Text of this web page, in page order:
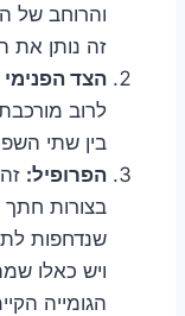
והרוחב של
זה נותן את
הצד
לרוב
בין שתי
הפרופיל:
בצורות חתך
שנדחפות
ויש כאלו
הגומייה